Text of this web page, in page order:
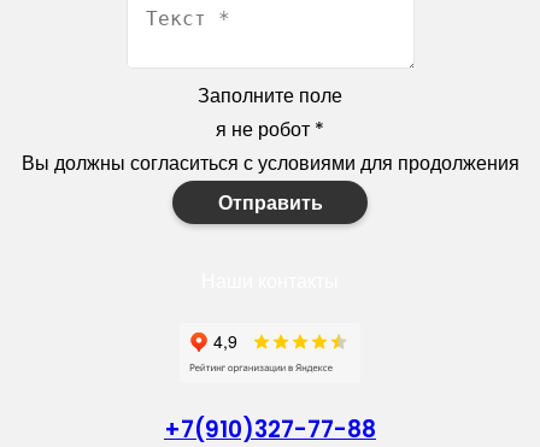
Заполните поле
я не робот *
Вы должны согласиться с условиями для продолжения
Отправить
+7(910)327-77-88